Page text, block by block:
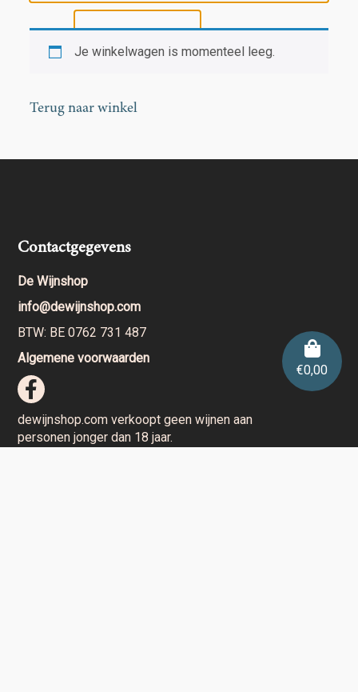
€0,00
Je winkelwagen is momenteel leeg.
Terug naar winkel
Contactgegevens
De Wijnshop
info@dewijnshop.com
BTW: BE 0762 731 487
Algemene voorwaarden
dewijnshop.com verkoopt geen wijnen aan
personen jonger dan 18 jaar.